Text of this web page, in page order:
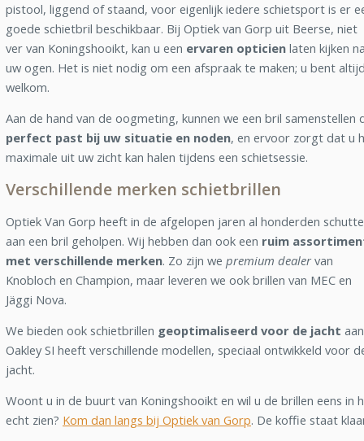
pistool, liggend of staand, voor eigenlijk iedere schietsport is er
goede schietbril beschikbaar. Bij Optiek van Gorp uit Beerse, niet
ver van Koningshooikt, kan u een ervaren opticien laten kijken
uw ogen. Het is niet nodig om een afspraak te maken; u bent
welkom.
Aan de hand van de oogmeting, kunnen we een bril samenstellen
perfect past bij uw situatie en noden, en ervoor zorgt dat u
maximale uit uw zicht kan halen tijdens een schietsessie.
Verschillende merken schietbrillen
Optiek Van Gorp heeft in de afgelopen jaren al honderden
aan een bril geholpen. Wij hebben dan ook een ruim
met verschillende merken. Zo zijn we premium dealer van
Knobloch en Champion, maar leveren we ook brillen van MEC en
Jäggi Nova.
We bieden ook schietbrillen geoptimaliseerd voor de jacht
Oakley SI heeft verschillende modellen, speciaal ontwikkeld voor
jacht.
Woont u in de buurt van Koningshooikt en wil u de brillen eens in
echt zien? Kom dan langs bij Optiek van Gorp. De koffie staat